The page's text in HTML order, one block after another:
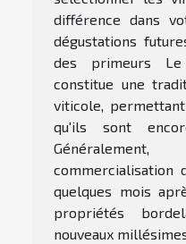
différence dans
dégustations
des primeurs
constitue une
viticole,
qu'ils sont
commercialisation
quelques mois
propriétés
nouveaux